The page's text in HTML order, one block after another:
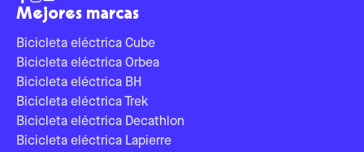
Mejores marcas
Bicicleta eléctrica Cube
Bicicleta eléctrica Orbea
Bicicleta eléctrica BH
Bicicleta eléctrica Trek
Bicicleta eléctrica Decathlon
Bicicleta eléctrica Lapierre